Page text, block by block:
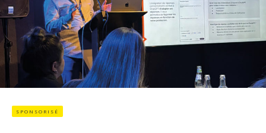
SPONSORISÉ